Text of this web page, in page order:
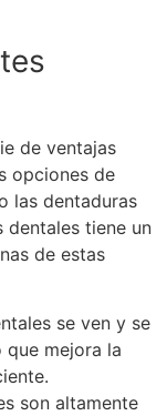
de ventajas
opciones de
las dentaduras
dentales tiene un
de estas
se ven y se
que mejora la
son altamente